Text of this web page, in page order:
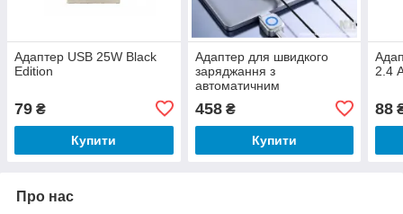
Адаптер USB 25W Black
Edition
79 ₴
Купити
Адаптер для швидкого
заряджання з
автоматичним
458₴
Купити
2.4
88
Про нас